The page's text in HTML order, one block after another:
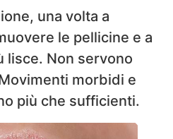
una volta a
le pellicine e a
lisce. Non servono
morbidi e
più che sufficienti.